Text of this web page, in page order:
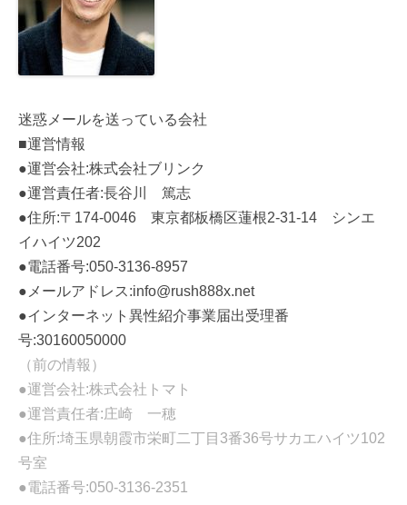
迷惑メールを送っている会社
■運営情報
●運営会社:株式会社ブリンク
●運営責任者:長谷川 篤志
●住所:〒174-0046 東京都板橋区蓮根2-31-14 シンエ
イハイツ202
●電話番号:050-3136-8957
●メールアドレス:info@rush888x.net
●インターネット異性紹介事業届出受理番
号:30160050000
（前の情報）
●運営会社:株式会社トマト
●運営責任者:庄崎 一穂
●住所:埼玉県朝霞市栄町二丁目3番36号サカエハイツ102
号室
●電話番号:050-3136-2351